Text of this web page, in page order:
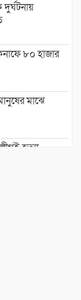
৮০ হাজার
মাঝে
হত্যা
অন্তত ১৪ জন